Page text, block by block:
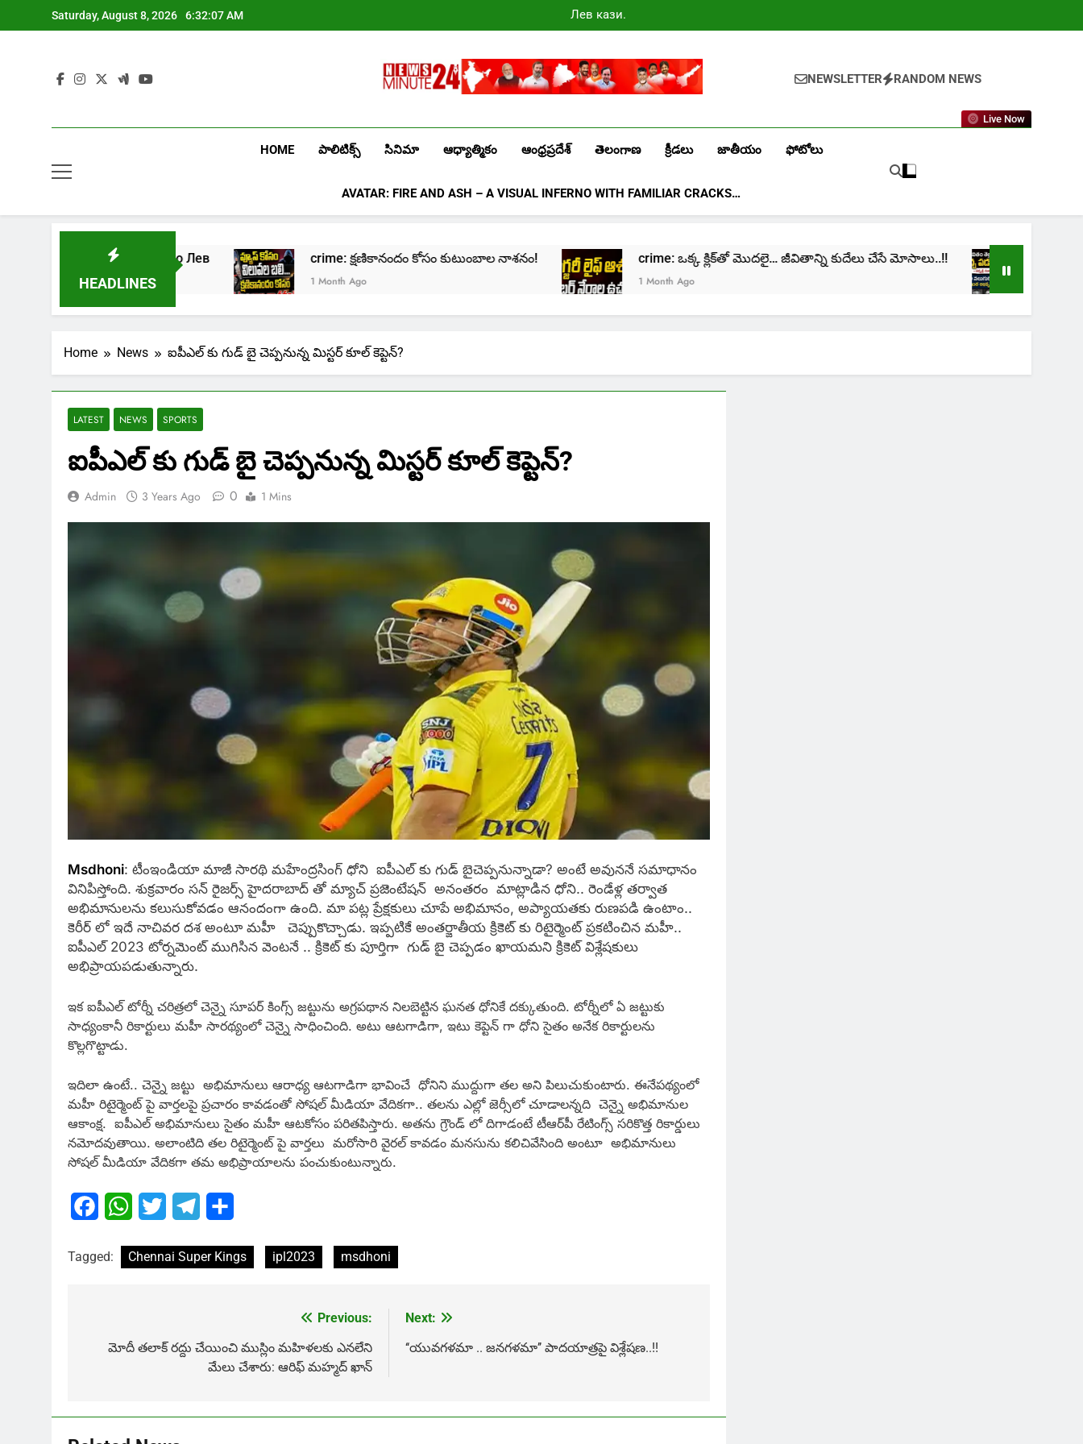
to
Saturday, August 8, 2026 6:32:08 AM
Лев казино
промокоды
Newsminute24
NEWSLETTER RANDOM NEWS
Live Now
HOME పాలిటిక్స్ సినిమా ఆధ్యాత్మికం ఆంధ్రప్రదేశ్ తెలంగాణ క్రీడలు జాతీయం ఫోటోలు
AVATAR: FIRE AND ASH – A VISUAL INFERNO WITH FAMILIAR CRACKS…
HEADLINES
в онлайн казино Лев crime: క్షణికానందం కోసం కుటుంబాల నాశనం!
1 Month Ago
crime: ఒక్క క్లిక్‌తో మొదలై… జీవితాన్ని కుదేలు చేసే మోసాలు..!!
1 Month Ago
Home News ఐపీఎల్ కు గుడ్ బై చెప్పనున్న మిస్టర్ కూల్ కెప్టెన్?
LATEST NEWS SPORTS
ఐపీఎల్ కు గుడ్ బై చెప్పనున్న మిస్టర్ కూల్ కెప్టెన్?
Admin 3 Years Ago 0 1 Mins
Msdhoni: టీంఇండియా మాజీ సార‌థి మ‌హేంద్ర‌సింగ్ ధోని ఐపీఎల్ కు గుడ్ బైచెప్ప‌నున్నాడా? అంటే అవున‌నే స‌మాధానం
వినిపిస్తోంది. శుక్ర‌వారం స‌న్ రైజ‌ర్స్ హైద‌రాబాద్ తో మ్యాచ్ ప్ర‌జెంటేష‌న్ అనంత‌రం మాట్లాడిన ధోని.. రెండేళ్ల త‌ర్వాత
అభిమానుల‌ను క‌లుసుకోవ‌డం ఆనందంగా ఉంది. మా ప‌ట్ల ప్రేక్ష‌కులు చూపే అభిమానం, అప్యాయ‌తకు రుణ‌ప‌డి ఉంటాం..
కెరీర్ లో ఇదే నాచివ‌ర ద‌శ అంటూ మ‌హీ చెప్పుకొచ్చాడు. ఇప్పటికే అంత‌ర్జాతీయ క్రికెట్ కు రిటైర్మెంట్ ప్ర‌క‌టించిన మ‌హీ..
ఐపీఎల్ 2023 టోర్న‌మెంట్ ముగిసిన వెంటనే .. క్రికెట్ కు పూర్తిగా గుడ్ బై చెప్ప‌డం ఖాయ‌మ‌ని క్రికెట్ విశ్లేష‌కులు
అభిప్రాయ‌ప‌డుతున్నారు.
ఇక ఐపీఎల్ టోర్నీ చ‌రిత్రలో చెన్నై సూప‌ర్ కింగ్స్ జ‌ట్టును అగ్ర‌ప‌థాన నిల‌బెట్టిన ఘ‌న‌త ధోనికే ద‌క్కుతుంది. టోర్నీలో ఏ జట్టుకు
సాధ్యంకానీ రికార్టులు మ‌హీ సార‌థ్యంలో చెన్నై సాధించింది. అటు ఆట‌గాడిగా, ఇటు కెప్టెన్ గా ధోని సైతం అనేక రికార్టుల‌ను
కొల్ల‌గొట్టాడు.
ఇదిలా ఉంటే.. చెన్నై జ‌ట్టు అభిమానులు ఆరాధ్య ఆట‌గాడిగా భావించే ధోనిని ముద్దుగా త‌ల అని పిలుచుకుంటారు. ఈనేప‌థ్యంలో
మ‌హీ రిటైర్మెంట్ పై వార్త‌ల‌పై ప్ర‌చారం కావ‌డంతో సోష‌ల్ మీడియా వేదిక‌గా.. త‌లను ఎల్లో జెర్సీలో చూడాల‌న్న‌ది చెన్నై అభిమానుల
ఆకాంక్ష‌. ఐపీఎల్ అభిమానులు సైతం మ‌హీ ఆట‌కోసం ప‌రిత‌పిస్తారు. అత‌ను గ్రౌండ్ లో దిగాడంటే టీఆర్‌పీ రేటింగ్స్ స‌రికొత్త రికార్డులు
న‌మోద‌వుతాయి. అలాంటిది త‌ల రిటైర్మెంట్ పై వార్తలు మ‌రోసారి వైర‌ల్ కావ‌డం మ‌న‌సును క‌లిచివేసింది అంటూ అభిమానులు
సోష‌ల్ మీడియా వేదిక‌గా తమ అభిప్రాయాలను పంచుకుంటున్నారు.
FacebookWhatsApp
Twitter Telegram
Tagged: Chennai Super Kings ipl2023 msdhoni
navigation
Previous:
మోదీ తలాక్‌ రద్దు చేయించి ముస్లిం మహిళలకు ఎనలేని
మేలు చేశారు: ఆరిఫ్‌ మహ్మద్‌ ఖాన్‌
Next:
‘‘యువగళమా .. జనగళమా’’ పాద‌యాత్ర‌పై విశ్లేష‌ణ‌..!!